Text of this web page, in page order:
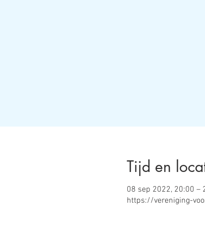
Tijd en
08 sep 2022, 20:00 –
https://vereniging-